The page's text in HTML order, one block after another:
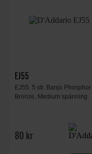
EJ55
EJ55. 5 str. Banjo Phosphor
Bronze, Medium spänning.
80 kr